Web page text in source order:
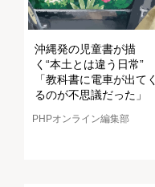
沖縄発の児童書が描
く“本土とは違う日常”
「教科書に電車が出てく
るのが不思議だった」
PHPオンライン編集部